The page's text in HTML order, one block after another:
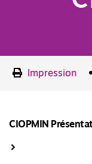
Impression
CIOPMIN